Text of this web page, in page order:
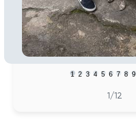
1 2 3 4 5 6 7 8 9
2/12